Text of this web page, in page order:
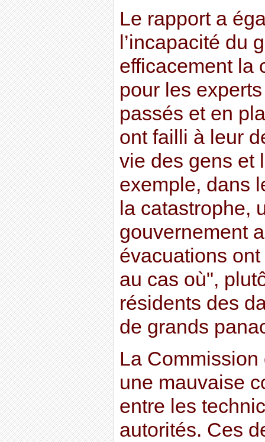
Le rapport a
l’incapacité du
efficacement la
pour les
passés et en
ont failli à leur
vie des gens et
exemple, dans
la catastrophe,
gouvernement
évacuations
au cas où",
résidents des
de grands
La
une mauvaise
entre les
autorités. Ces